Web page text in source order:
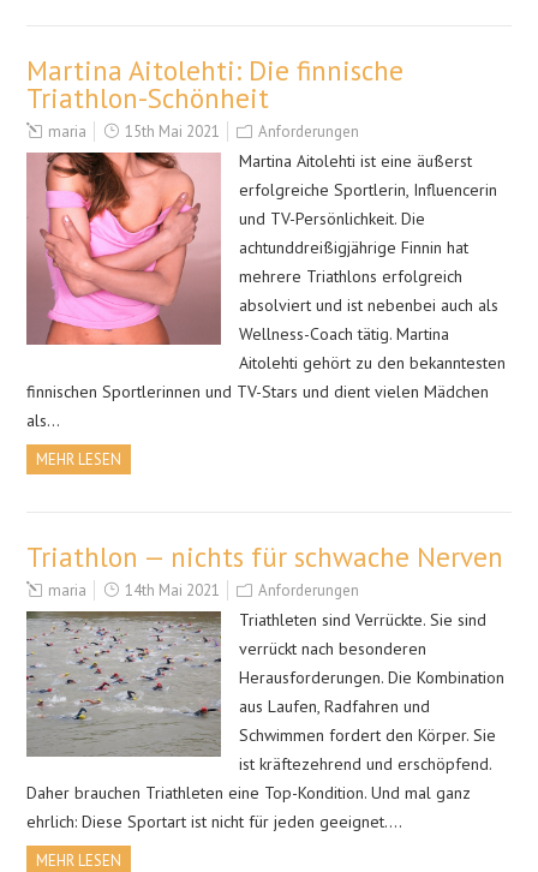
Martina Aitolehti: Die finnische
Triathlon-Schönheit
maria 15th Mai 2021 Anforderungen
Martina Aitolehti ist eine äußerst
erfolgreiche Sportlerin, Influencerin
und TV-Persönlichkeit. Die
achtunddreißigjährige Finnin hat
mehrere Triathlons erfolgreich
absolviert und ist nebenbei auch als
Wellness-Coach tätig. Martina
Aitolehti gehört zu den bekanntesten
finnischen Sportlerinnen und TV-Stars und dient vielen Mädchen
als…
MEHR LESEN
Triathlon — nichts für schwache Nerven
maria 14th Mai 2021 Anforderungen
Triathleten sind Verrückte. Sie sind
verrückt nach besonderen
Herausforderungen. Die Kombination
aus Laufen, Radfahren und
Schwimmen fordert den Körper. Sie
ist kräftezehrend und erschöpfend.
Daher brauchen Triathleten eine Top-Kondition. Und mal ganz
ehrlich: Diese Sportart ist nicht für jeden geeignet….
MEHR LESEN